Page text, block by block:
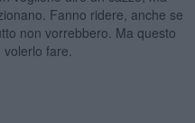
Fanno ridere, anche se
non vorrebbero. Ma questo
fare.